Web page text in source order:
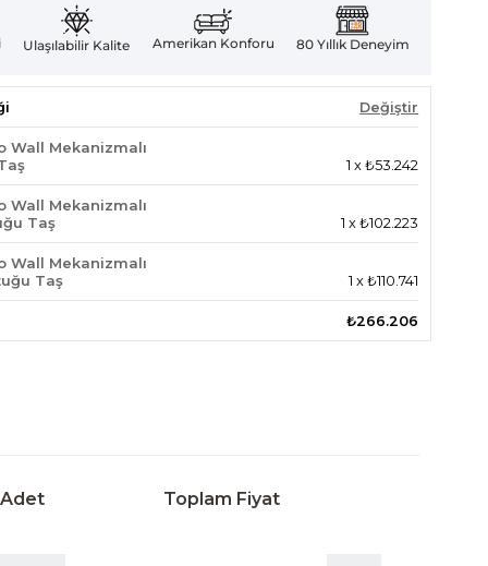
Ulaşılabilir Kalite Amerikan Konforu 80 Yıllık Deneyim
Değiştir
Wall Mekanizmalı
1 x₺53.242
Wall Mekanizmalı
Taş
1 x₺102.223
Wall Mekanizmalı
Taş
1 x₺110.741
₺266.206
Adet Toplam Fiyat